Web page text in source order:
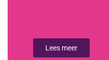
Lees meer